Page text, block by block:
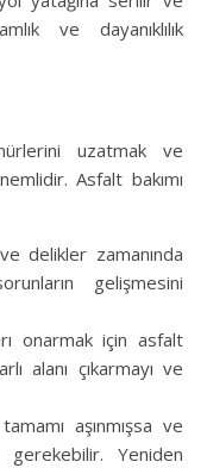
ve dayanıklılık
uzatmak ve
Asfalt bakımı
delikler zamanında
gelişmesini
onarmak için asfalt
alanı çıkarmayı ve
aşınmışsa ve
gerekebilir. Yeniden